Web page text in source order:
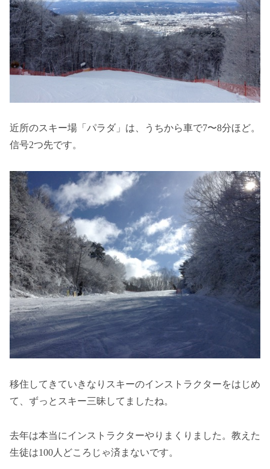
近所のスキー場「パラダ」は、うちから車で7〜8分ほど。
信号2つ先です。
移住してきていきなりスキーのインストラクターをはじめ
て、ずっとスキー三昧してましたね。
去年は本当にインストラクターやりまくりました。教えた
生徒は100人どころじゃ済まないです。